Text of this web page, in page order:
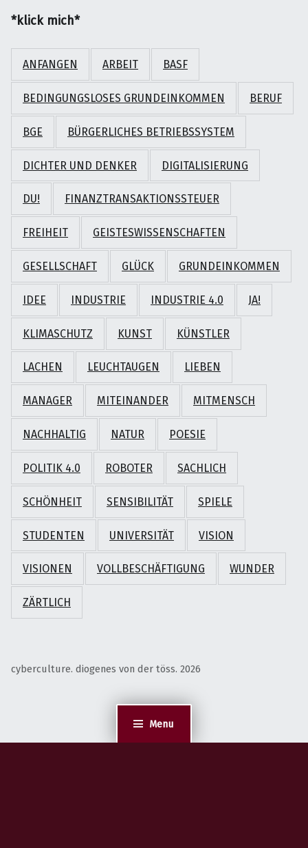
Menu
*klick mich*
ANFANGEN ARBEIT BASF
BEDINGUNGSLOSES GRUNDEINKOMMEN BERUF
BGE BÜRGERLICHES BETRIEBSSYSTEM
DICHTER UND DENKER DIGITALISIERUNG
DU! FINANZTRANSAKTIONSSTEUER
FREIHEIT GEISTESWISSENSCHAFTEN
GESELLSCHAFT GLÜCK GRUNDEINKOMMEN
IDEE INDUSTRIE INDUSTRIE 4.0 JA!
KLIMASCHUTZ KUNST KÜNSTLER
LACHEN LEUCHTAUGEN LIEBEN
MANAGER MITEINANDER MITMENSCH
NACHHALTIG NATUR POESIE
POLITIK 4.0 ROBOTER SACHLICH
SCHÖNHEIT SENSIBILITÄT SPIELE
STUDENTEN UNIVERSITÄT VISION
VISIONEN VOLLBESCHÄFTIGUNG WUNDER
ZÄRTLICH
cyberculture. diogenes von der töss. 2026